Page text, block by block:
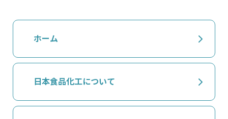
ホーム
日本食品化工について